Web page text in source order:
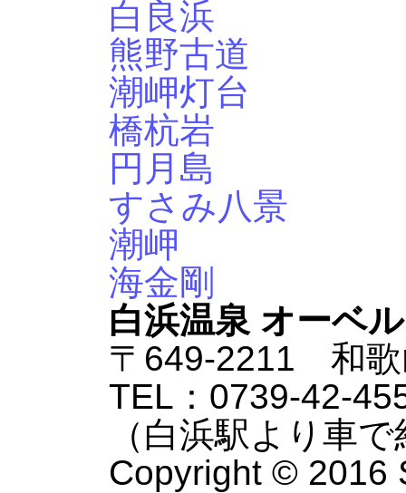
白良浜
熊野古道
潮岬灯台
橋杭岩
円月島
すさみ八景
潮岬
海金剛
白浜温泉 オーベ
〒649-2211 和歌
TEL：0739-42-
（白浜駅より車
Copyright © 2016